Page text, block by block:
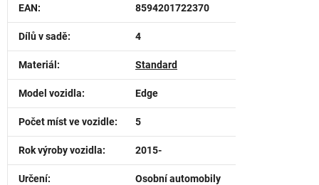
EAN: 8594201722370
Dílů v sadě: 4
Materiál : Standard
Model vozidla: Edge
Počet míst ve vozidle: 5
Rok výroby vozidla: 2015-
Určení: Osobní automobily